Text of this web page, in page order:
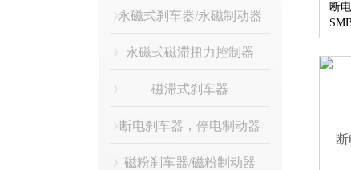
永磁式刹车器/永磁制动器
永磁式磁滞扭力控制器
磁滞式刹车器
断电刹车器，停电制动器
磁粉刹车器/磁粉制动器
断